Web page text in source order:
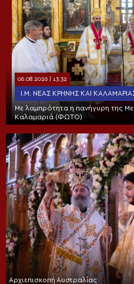
06.08.2026 | 13:32
Ι.Μ. ΝΈΑΣ ΚΡΉΝΗΣ ΚΑΙ
Με λαμπρότητα η πανήγυρη της
Καλαμαριά (ΦΩΤΟ)
Αρχιεπισκοπή Αυστραλίας